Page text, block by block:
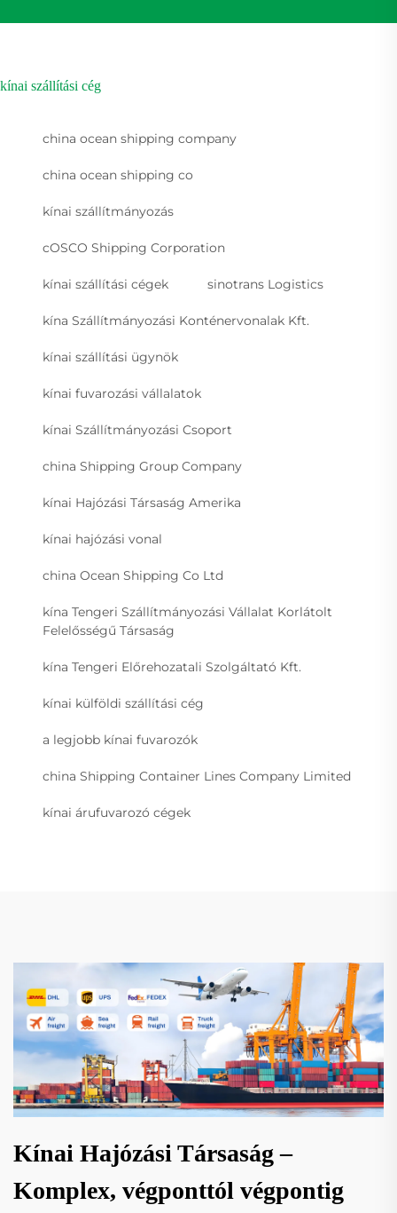
kínai szállítási cég
china ocean shipping company
china ocean shipping co
kínai szállítmányozás
cOSCO Shipping Corporation
kínai szállítási cégek sinotrans Logistics
kína Szállítmányozási Konténervonalak Kft.
kínai szállítási ügynök
kínai fuvarozási vállalatok
kínai Szállítmányozási Csoport
china Shipping Group Company
kínai Hajózási Társaság Amerika
kínai hajózási vonal
china Ocean Shipping Co Ltd
kína Tengeri Szállítmányozási Vállalat Korlátolt
Felelősségű Társaság
kína Tengeri Előrehozatali Szolgáltató Kft.
kínai külföldi szállítási cég
a legjobb kínai fuvarozók
china Shipping Container Lines Company Limited
kínai árufuvarozó cégek
Kínai Hajózási Társaság –
Komplex, végponttól végpontig